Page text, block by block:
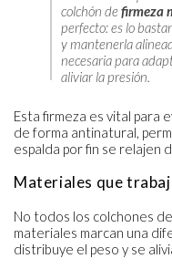
colchón defirmeza
perfecto: es lo
y mantenerla
necesaria para
aliviar la presión.
Esta firmeza es vital para
de forma antinatural,
espalda por fin se relajen
Materiales que
No todos los colchones
materiales marcan una
distribuye el peso y se